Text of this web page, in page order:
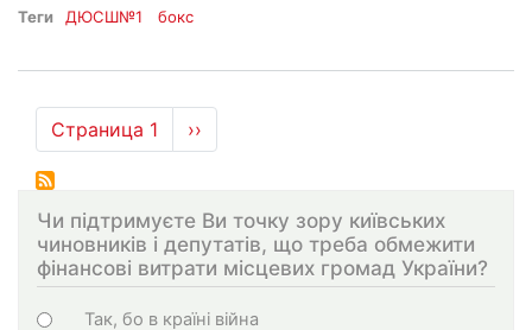
Теги ДЮСШ№1 бокс
Нумерация
страниц
Страница 1
Следующая
страница
››
Чи підтримуєте Ви точку зору київських
чиновників і депутатів, що треба обмежити
фінансові витрати місцевих громад України?
Choices
Так, бо в країні війна